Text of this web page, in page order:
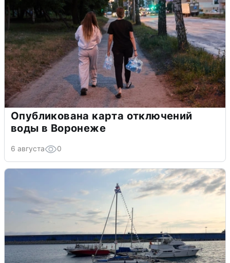
Опубликована карта отключений
воды в Воронеже
6 августа 0